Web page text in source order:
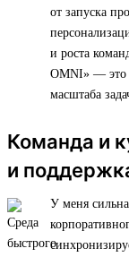
от запуска
и роста
OMNI» — это
масштаба
Команда и
и
У меня